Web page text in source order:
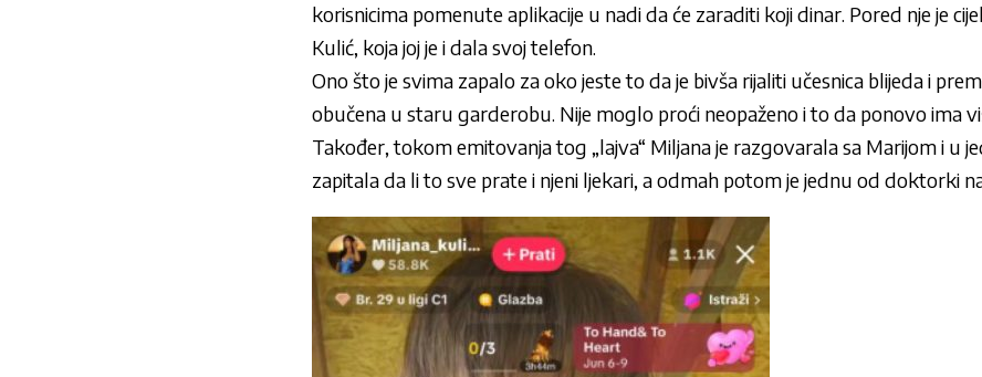
korisnicima pomenute aplikacije u nadi da će zaraditi koji dinar. Pored nje je
Kulić, koja joj je i dala svoj telefon.
Ono što je svima zapalo za oko jeste to da je bivša rijaliti učesnica blijeda i
obučena u staru garderobu. Nije moglo proći neopaženo i to da ponovo ima
Također, tokom emitovanja tog „lajva“ Miljanaje razgovarala sa Marijomi u
zapitala da li to sve prate i njeni ljekari, a odmah potom je jednu od doktorki